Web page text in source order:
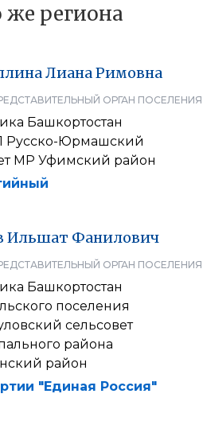
же региона
ЛианаРимовна
ОРГАН ПОСЕЛЕНИЯ
Башкортостан
Русско-Юрмашский
МР Уфимский район
Ильшат Фанилович
ОРГАН ПОСЕЛЕНИЯ
Башкортостан
поселения
сельсовет
района
район
"Единая Россия"